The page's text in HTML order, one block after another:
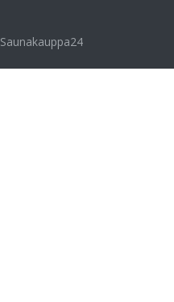
Saunakauppa24